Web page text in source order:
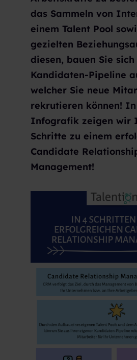
das Sammeln von
einem Talent Pool
gezielten
diesen, bauen Sie
Kandidaten-Pipeline
welcher Sie neue
rekrutieren können!
Infografik zeigen wir
Schritte zu einem
Candidate
Management!